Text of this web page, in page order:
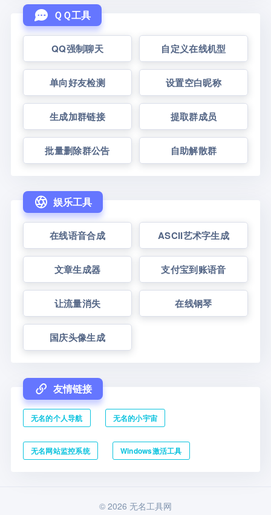
ＱＱ工具
QQ强制聊天 自定义在线机型
单向好友检测 设置空白昵称
生成加群链接 提取群成员
批量删除群公告 自助解散群
娱乐工具
在线语音合成 ASCII艺术字生成
文章生成器 支付宝到账语音
让流量消失 在线钢琴
国庆头像生成
友情链接
无名的个人导航 无名的小宇宙
无名网站监控系统 Windows激活工具
© 2026 无名工具网